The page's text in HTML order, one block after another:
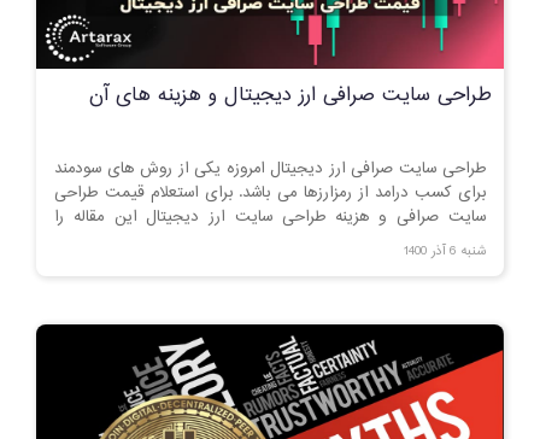
طراحی سایت صرافی ارز دیجیتال و هزینه های آن
طراحی سایت صرافی ارز دیجیتال امروزه یکی از روش های سودمند
برای کسب درامد از رمزارزها می باشد. برای استعلام قیمت طراحی
سایت صرافی و هزینه طراحی سایت ارز دیجیتال این مقاله را
مطالعه کنید.
شنبه 6 آذر 1400